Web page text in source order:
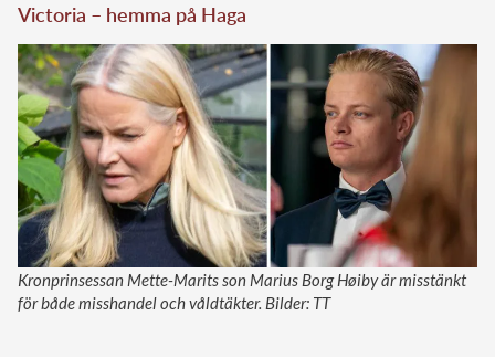
Victoria – hemma på Haga
Kronprinsessan Mette-Marits son Marius Borg Høiby är misstänkt
för både misshandel och våldtäkter. Bilder: TT